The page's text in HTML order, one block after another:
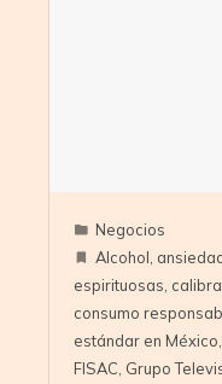
Negocios
Alcohol
espirituosas
consumo
estándar en México
FISAC Grupo